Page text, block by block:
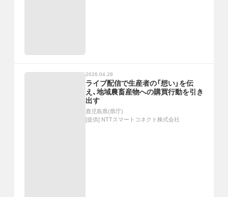
2026.04.28
ライブ配信で生産者の「想い」を伝
え、地域農畜産物への購買行動を引き
出す
鹿児島県(県庁)
[提供] NTTスマートコネクト株式会社